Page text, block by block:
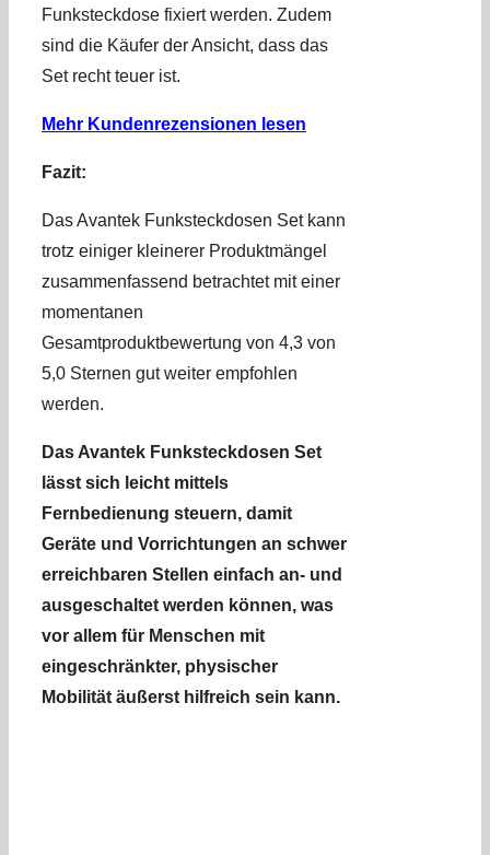
Funksteckdose fixiert werden. Zudem
sind die Käufer der Ansicht, dass das
Set recht teuer ist.
Mehr Kundenrezensionen lesen
Fazit:
Das Avantek Funksteckdosen Set kann
trotz einiger kleinerer Produktmängel
zusammenfassend betrachtet mit einer
momentanen
Gesamtproduktbewertung von 4,3 von
5,0 Sternen gut weiter empfohlen
werden.
Das Avantek Funksteckdosen Set
lässt sich leicht mittels
Fernbedienung steuern, damit
Geräte und Vorrichtungen an schwer
erreichbaren Stellen einfach an- und
ausgeschaltet werden können, was
vor allem für Menschen mit
eingeschränkter, physischer
Mobilität äußerst hilfreich sein kann.